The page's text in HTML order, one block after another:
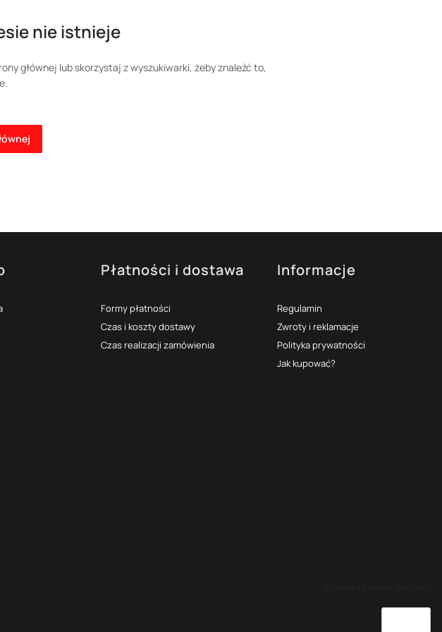
nie istnieje
głównej lub skorzystaj z wyszukiwarki, żeby znaleźć to,
Płatności i dostawa
Formy płatności
Czas i koszty dostawy
Czas realizacji zamówienia
Informacje
Regulamin
Zwroty i reklamacje
Polityka prywatności
Jak kupować?